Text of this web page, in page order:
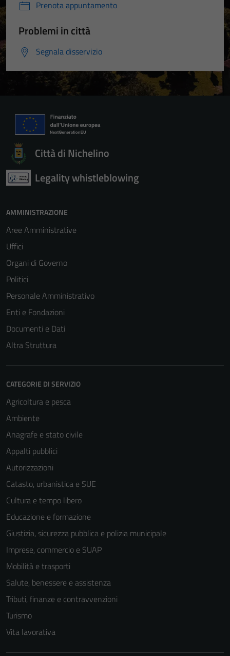
Prenota appuntamento
Problemi in città
Segnala disservizio
Città di Nichelino
Legality whistleblowing
AMMINISTRAZIONE
Aree Amministrative
Uffici
Organi di Governo
Politici
Personale Amministrativo
Enti e Fondazioni
Documenti e Dati
Altra Struttura
CATEGORIE DI SERVIZIO
Agricoltura e pesca
Ambiente
Anagrafe e stato civile
Appalti pubblici
Autorizzazioni
Catasto, urbanistica e SUE
Cultura e tempo libero
Educazione e formazione
Giustizia, sicurezza pubblica e polizia municipale
Imprese, commercio e SUAP
Mobilità e trasporti
Salute, benessere e assistenza
Tributi, finanze e contravvenzioni
Turismo
Vita lavorativa